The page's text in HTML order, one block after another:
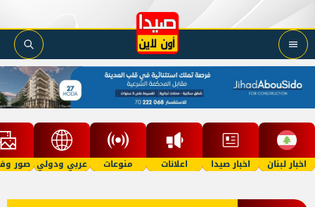
اخبار لبنان اخبار صيدا اعلانات منوعات عربي ودولي صور